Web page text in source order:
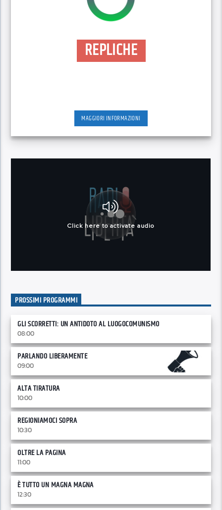
REPLICHE
MAGGIORI INFORMAZIONI
PROSSIMI PROGRAMMI
GLI SCORRETTI: UN ANTIDOTO AL LUOGOCOMUNISMO
08:00
PARLANDO LIBERAMENTE
09:00
ALTA TIRATURA
10:00
REGIONIAMOCI SOPRA
10:30
OLTRE LA PAGINA
11:00
È TUTTO UN MAGNA MAGNA
12:30